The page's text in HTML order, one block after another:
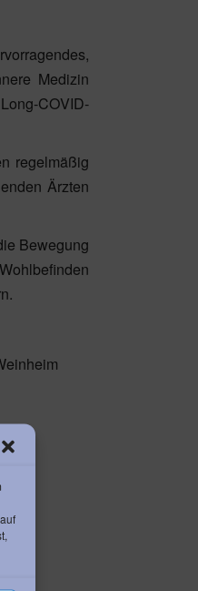
Medizin
COVID-
regelmäßig
Ärzten
Bewegung